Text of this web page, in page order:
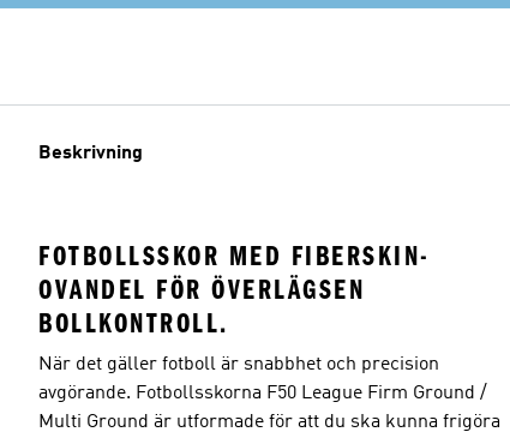
Beskrivning
FOTBOLLSSKOR MED FIBERSKIN-
OVANDEL FÖR ÖVERLÄGSEN
BOLLKONTROLL.
När det gäller fotboll är snabbhet och precision
avgörande. Fotbollsskorna F50 League Firm Ground /
Multi Ground är utformade för att du ska kunna frigöra